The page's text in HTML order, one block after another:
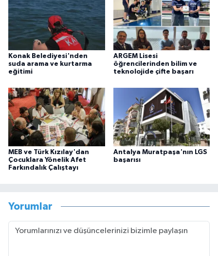
Konak Belediyesi'nden
suda arama ve kurtarma
eğitimi
ARGEM Lisesi
öğrencilerinden bilim ve
teknolojide çifte başarı
MEB ve Türk Kızılay'dan
Çocuklara Yönelik Afet
Farkındalık Çalıştayı
Antalya Muratpaşa'nın LGS
başarısı
Yorumlar